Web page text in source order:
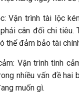
Vận trình tài lộc
cân đối chi tiêu.
thể đảm bảo tài
Vận trình tình
nhiều vấn đề hai
muốn gì.